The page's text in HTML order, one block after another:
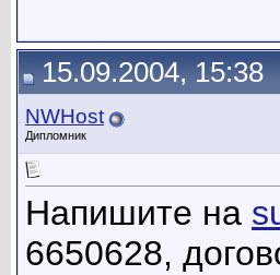
15.09.2004, 15:38
NWHost
Дипломник
Напишите на
6650628,